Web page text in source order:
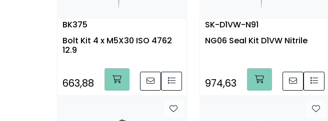
BK375
Bolt Kit 4 x M5X30 ISO 4762
12.9
663,88
SK-D1VW-N91
NG06 Seal Kit D1VW Nitrile
974,63